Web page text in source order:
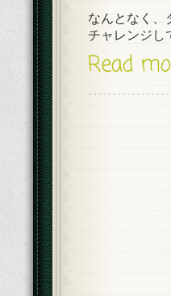
なんとなく、
チャレンジし
Read